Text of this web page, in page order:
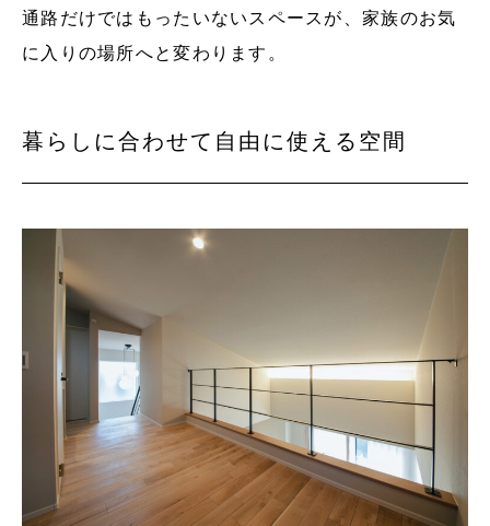
通路だけではもったいないスペースが、家族のお気
に入りの場所へと変わります。
暮らしに合わせて自由に使える空間